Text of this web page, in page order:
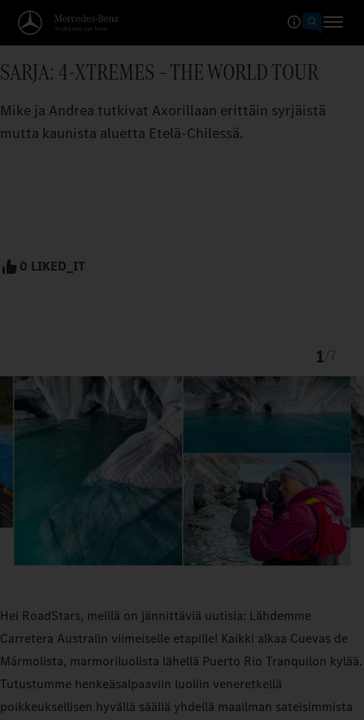
SARJA: 4-XTREMES – THE WORLD TOUR
Mike ja Andrea tutkivat Axorillaan erittäin syrjäistä
mutta kaunista aluetta Etelä-Chilessä.
0 LIKED_IT
1
Hei RoadStars, meillä on jännittäviä uutisia: Lähdemme
Carretera Australin viimeiselle etapille! Kaikki alkaa Cuevas de
Mármolista, marmoriluolista lähellä Puerto Rio Tranquilon kylää.
Tutustumme henkeäsalpaaviin luoliin veneretkellä
poikkeuksellisen hyvällä säällä yhdellä maailman sateisimmista